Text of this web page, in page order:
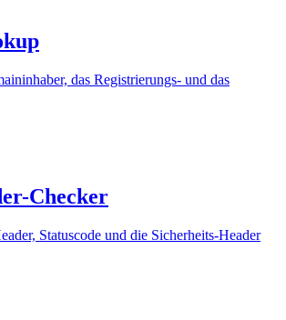
das Registrierungs- und das
Checker
Statuscode und die Sicherheits-Header